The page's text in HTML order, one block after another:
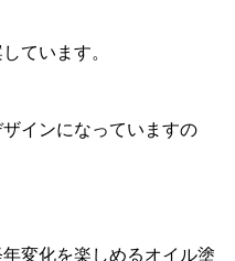
ています。
インになっていますの
変化を楽しめるオイル塗